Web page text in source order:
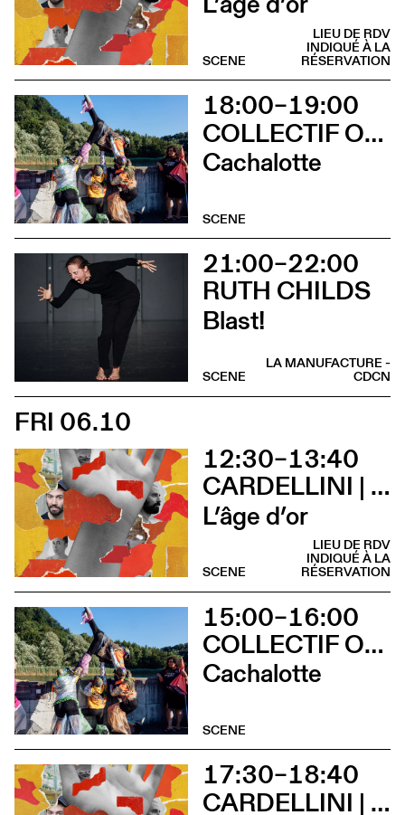
LIEU DE RDV
INDIQUÉ À LA
RÉSERVATION
SCENE
18:00–19:00
COLLECTIF OUINCH OUINCH
Cachalotte
SCENE
21:00–22:00
RUTH CHILDS
Blast!
LA MANUFACTURE -
CDCN
SCENE
FRI 06.10
12:30–13:40
CARDELLINI | GONZALEZ
L’âge d’or
LIEU DE RDV
INDIQUÉ À LA
RÉSERVATION
SCENE
15:00–16:00
COLLECTIF OUINCH OUINCH
Cachalotte
SCENE
17:30–18:40
CARDELLINI | GONZALEZ